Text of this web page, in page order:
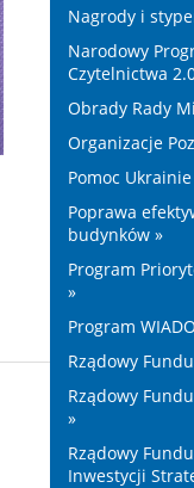
Nagrody i
Narodowy
Czytelnictwa
Obrady Rady
Organizacje
Pomoc Ukrainie
Poprawa
budynków »
Program
»
Program
Rządowy
Rządowy
»
Rządowy
Inwestycji